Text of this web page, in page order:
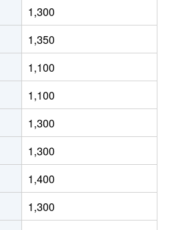
1,300万円
900万円
1,000万円
1,500万円
2,600万円
1,400万円
1,700万円
1,200万円
1,300
1,350
1,100
1,100
1,300
1,300
1,400
1,300